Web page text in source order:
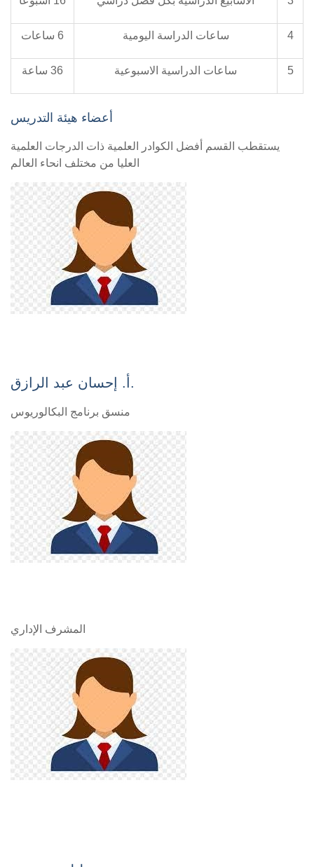
4 ساعات الدراسة اليومية 6 ساعات
5 ساعات الدراسية الاسبوعية 36 ساعة
أعضاء هيئة التدريس
يستقطب القسم أفضل الكوادر العلمية ذات الدرجات العلمية
العليا من مختلف انحاء العالم
أ. إحسان عبد الرازق.
منسق برنامج البكالوريوس
المشرف الإداري